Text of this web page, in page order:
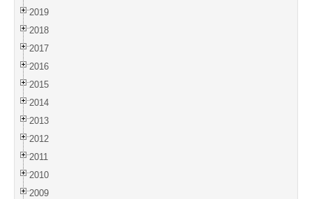
2019
2018
2017
2016
2015
2014
2013
2012
2011
2010
2009